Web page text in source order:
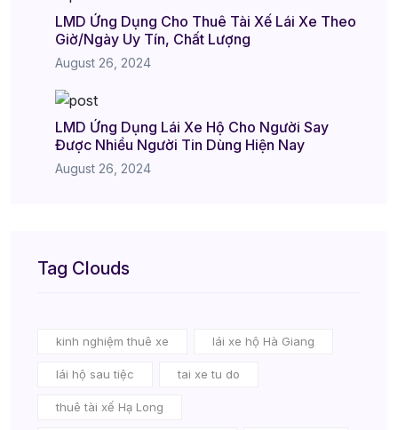
LMD Ứng Dụng Cho Thuê Tài Xế Lái Xe Theo
Giờ/Ngày Uy Tín, Chất Lượng
August 26, 2024
LMD Ứng Dụng Lái Xe Hộ Cho Người Say
Được Nhiều Người Tin Dùng Hiện Nay
August 26, 2024
Tag Clouds
kinh nghiệm thuê xe lái xe hộ Hà Giang
lái hộ sau tiệc tai xe tu do
thuê tài xế Hạ Long